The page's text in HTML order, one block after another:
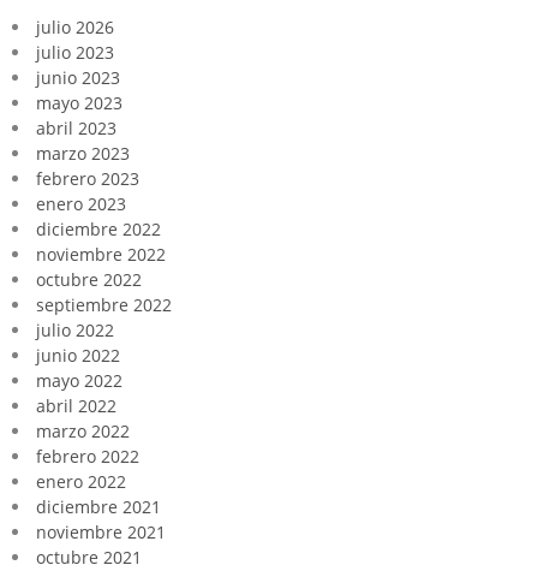
julio 2026
julio 2023
junio 2023
mayo 2023
abril 2023
marzo 2023
febrero 2023
enero 2023
diciembre 2022
noviembre 2022
octubre 2022
septiembre 2022
julio 2022
junio 2022
mayo 2022
abril 2022
marzo 2022
febrero 2022
enero 2022
diciembre 2021
noviembre 2021
octubre 2021